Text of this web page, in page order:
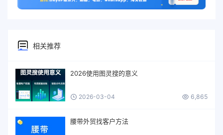
相关推荐
2026使用图灵搜的意义
2026-03-04 6,865
腰带外贸找客户方法